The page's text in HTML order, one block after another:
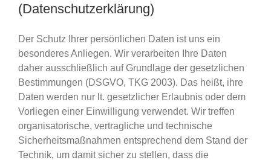
(Datenschutzerklärung)
Der Schutz Ihrer persönlichen Daten ist uns ein
besonderes Anliegen. Wir verarbeiten Ihre Daten
daher ausschließlich auf Grundlage der gesetzlichen
Bestimmungen (DSGVO, TKG 2003). Das heißt, ihre
Daten werden nur lt. gesetzlicher Erlaubnis oder dem
Vorliegen einer Einwilligung verwendet. Wir treffen
organisatorische, vertragliche und technische
Sicherheitsmaßnahmen entsprechend dem Stand der
Technik, um damit sicher zu stellen, dass die